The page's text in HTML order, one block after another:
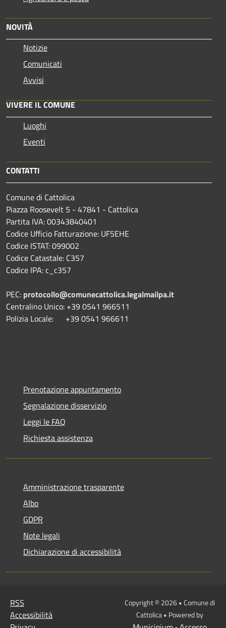
NOVITÀ
Notizie
Comunicati
Avvisi
VIVERE IL COMUNE
Luoghi
Eventi
CONTATTI
Comune di Cattolica
Piazza Roosevelt 5 - 47841 - Cattolica
Partita IVA: 00343840401
Codice Ufficio Fatturazione: UF5EHE
Codice ISTAT: 099002
Codice Catastale: C357
Codice IPA: c_c357
PEC: protocollo@comunecattolica.legalmailpa.it
Centralino Unico: +39 0541 966511
Polizia Locale: +39 0541 966611
Prenotazione appuntamento
Segnalazione disservizio
Leggi le FAQ
Richiesta assistenza
Amministrazione trasparente
Albo
GDPR
Note legali
Dichiarazione di accessibilità
RSS
Accessibilità
Copyright © 2026 • Comune di
Cattolica • Powered by